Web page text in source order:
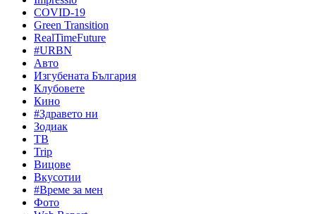
COVID-19
Green Transition
RealTimeFuture
#URBN
Авто
Изгубената България
Клубовете
Кино
#Здравето ни
Зодиак
ТВ
Trip
Вицове
Вкусотии
#Време за мен
Фото